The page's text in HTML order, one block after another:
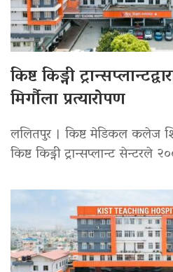
किष्ट किड्नी
मिर्गौला प्रत्यारोपण
ललितपुर । किष्ट मेडिकल कलेज
किष्ट किड्नी ट्रान्सप्लान्ट सेन्टरले